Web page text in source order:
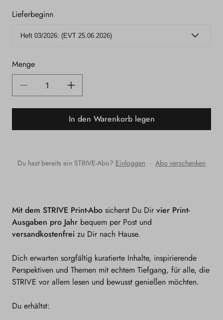
Lieferbeginn
Menge
Verringere
die
Print-
Erhöhe
die
Menge
Print-
In den Warenkorb legen
Du hast bereits ein STRIVE-Abo? Einloggen · Abo verschenken
Mit dem STRIVE Print-Abo sicherst Du Dir vier Print-
Ausgaben pro Jahr bequem per Post und
versandkostenfrei zu Dir nach Hause.
Dich erwarten sorgfältig kuratierte Inhalte, inspirierende
Perspektiven und Themen mit echtem Tiefgang, für alle, die
STRIVE vor allem lesen und bewusst genießen möchten.
Du erhältst: